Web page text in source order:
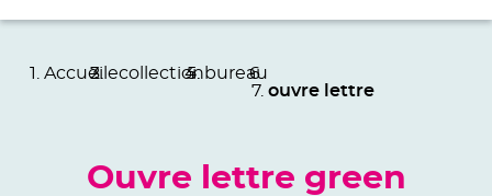
Accueil ecollectionbureau
ouvre lettre
Ouvre lettre green